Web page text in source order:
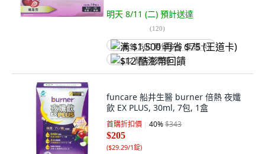
明天 8/11 (二) 預計送達
(120)
满 $1,500 再省 $75 (王道卡)
$12 酷澎幣回饋
funcare 船井生醫 burner 倍熱 夜孅
飲 EX PLUS, 30ml, 7包, 1盒
首購折扣價 40%$343
$205
($29.29/1錠)